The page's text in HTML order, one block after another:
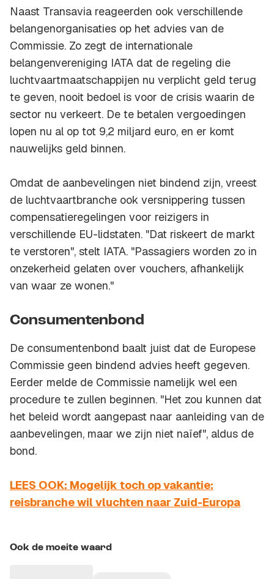
Naast Transavia reageerden ook verschillende
belangenorganisaties op het advies van de
Commissie. Zo zegt de internationale
belangenvereniging IATA dat de regeling die
luchtvaartmaatschappijen nu verplicht geld terug
te geven, nooit bedoel is voor de crisis waarin de
sector nu verkeert. De te betalen vergoedingen
lopen nu al op tot 9,2 miljard euro, en er komt
nauwelijks geld binnen.
Omdat de aanbevelingen niet bindend zijn, vreest
de luchtvaartbranche ook versnippering tussen
compensatieregelingen voor reizigers in
verschillende EU-lidstaten. "Dat riskeert de markt
te verstoren", stelt IATA. "Passagiers worden zo in
onzekerheid gelaten over vouchers, afhankelijk
van waar ze wonen."
Consumentenbond
De consumentenbond baalt juist dat de Europese
Commissie geen bindend advies heeft gegeven.
Eerder melde de Commissie namelijk wel een
procedure te zullen beginnen. "Het zou kunnen dat
het beleid wordt aangepast naar aanleiding van de
aanbevelingen, maar we zijn niet naïef", aldus de
bond.
LEES OOK: Mogelijk toch op vakantie:
reisbranche wil vluchten naar Zuid-Europa
Ook de moeite waard